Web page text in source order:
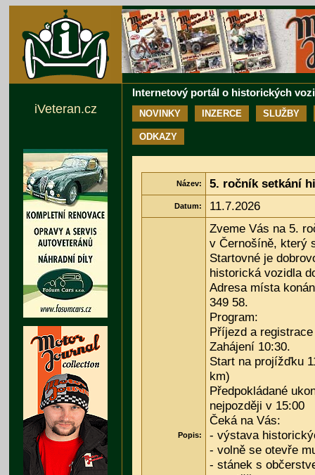
Internetový portál o historických
NOVINKY INZERCE SLUŽBY
ODKAZY
Název: 5. ročník setkání
Datum: 11.7.2026
Popis:
Zveme Vás na 5.
v Černošíně, který
Startovné je
historická vozidla
Adresa místa
349 58.
Program:
Příjezd a
Zahájení 10:30.
Start na projížďku
km)
Předpokládané
nejpozději v 15:00
Čeká na Vás:
- výstava
- volně se otevře
- stánek s
iVeteran.cz